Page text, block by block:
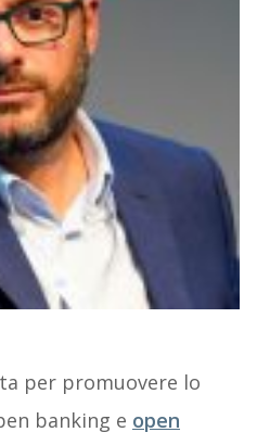
per promuovere lo
banking e open